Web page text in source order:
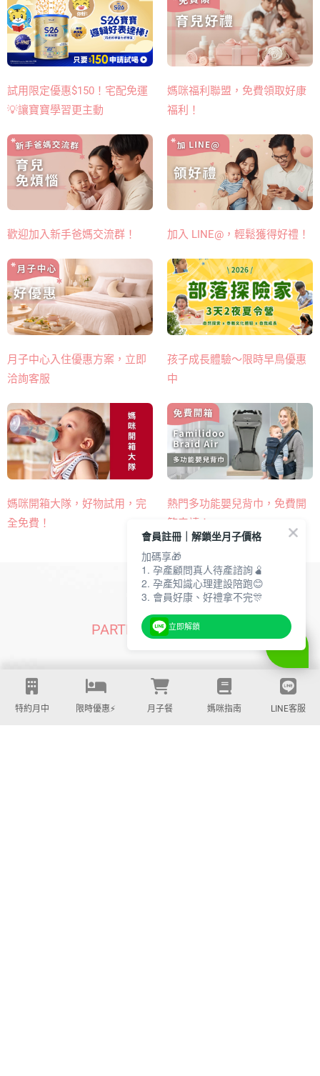
試用限定優惠$150！宅配免運
💡讓寶寶學習更主動
媽咪福利聯盟，免費領取好康
福利！
歡迎加入新手爸媽交流群！ 加入 LINE@，輕鬆獲得好禮！
月子中心入住優惠方案，立即
洽詢客服
孩子成長體驗～限時早鳥優惠
中
媽咪開箱大隊，好物試用，完
全免費！
熱門多功能嬰兒背巾​，免費開
箱申請！
PARTNERS | 合作品牌
特約月中 限時優惠⚡️ 月子餐 媽咪指南 LINE客服
會員註冊｜解鎖坐月子價格
加碼享🎁
1. 孕產顧問真人待產諮詢🫄
2. 孕產知識心理建設陪跑😊
3. 會員好康、好禮拿不完🎊
立即解鎖